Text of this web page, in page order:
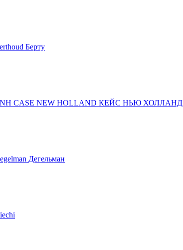
Берту
CNH CASE NEW HOLLAND КЕЙС НЬЮ ХОЛЛАНД
Дегельман